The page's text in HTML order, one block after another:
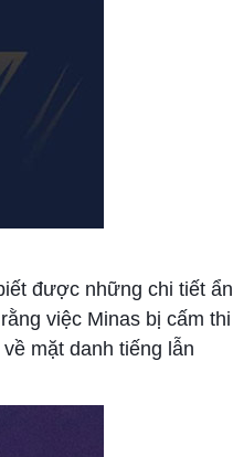
được những chi tiết ẩn
việc Minas bị cấm thi
mặt danh tiếng lẫn